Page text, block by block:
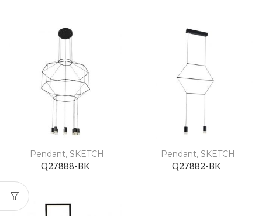
Pendant, SKETCH
Q27888-BK
Pendant, SKETCH
Q27882-BK